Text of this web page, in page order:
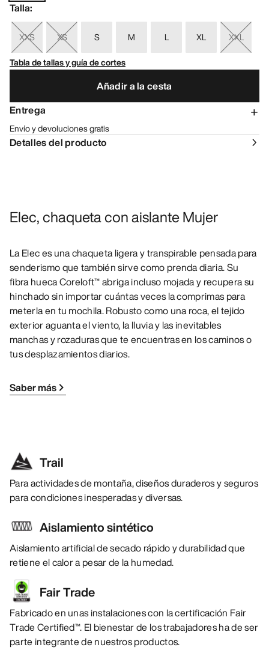
Talla:
XXS XS S M L XL
XXL
Tabla de tallas y guía de cortes
Añadir a la cesta
Entrega
Envío y devoluciones gratis
Detalles del producto
Elec, chaqueta con aislante Mujer
La Elec es una chaqueta ligera y transpirable pensada para
senderismo que también sirve como prenda diaria. Su
fibra hueca Coreloft™ abriga incluso mojada y recupera su
hinchado sin importar cuántas veces la comprimas para
meterla en tu mochila. Robusto como una roca, el tejido
exterior aguanta el viento, la lluvia y las inevitables
manchas y rozaduras que te encuentras en los caminos o
tus desplazamientos diarios.
Saber más
Trail
Para actividades de montaña, diseños duraderos y seguros
para condiciones inesperadas y diversas.
Aislamiento sintético
Aislamiento artificial de secado rápido y durabilidad que
retiene el calor a pesar de la humedad.
Fair Trade
Fabricado en unas instalaciones con la certificación Fair
Trade Certified™. El bienestar de los trabajadores ha de ser
parte integrante de nuestros productos.